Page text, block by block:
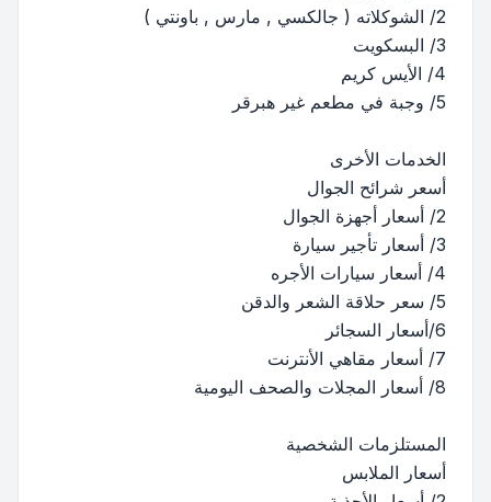
2/ الشوكلاته ( جالكسي , مارس , باونتي )
3/ البسكويت
4/ الأيس كريم
5/ وجبة في مطعم غير هبرقر
الخدمات الأخرى
أسعر شرائح الجوال
2/ أسعار أجهزة الجوال
3/ أسعار تأجير سيارة
4/ أسعار سيارات الأجره
5/ سعر حلاقة الشعر والدقن
6/أسعار السجائر
7/ أسعار مقاهي الأنترنت
8/ أسعار المجلات والصحف اليومية
المستلزمات الشخصية
أسعار الملابس